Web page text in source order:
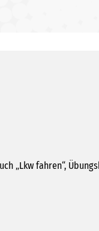
„Lkw fahren“,